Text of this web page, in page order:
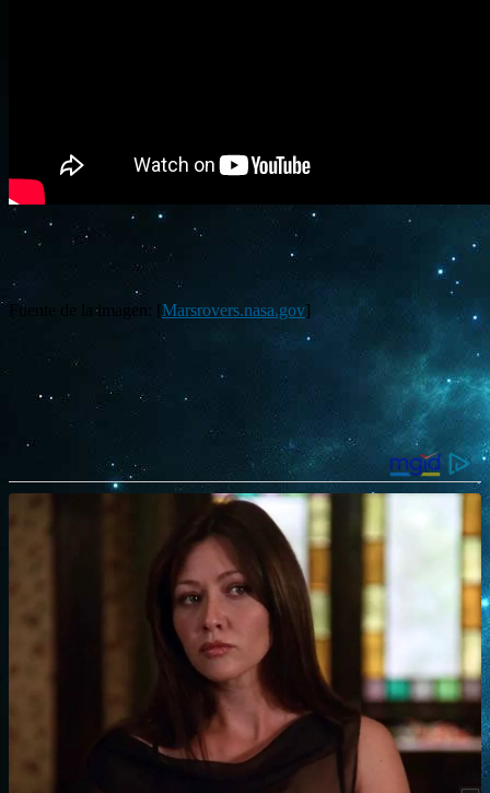
Fuente de la imagen: [Marsrovers.nasa.gov]